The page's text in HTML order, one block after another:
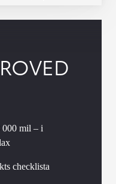
000 mil – i
checklista